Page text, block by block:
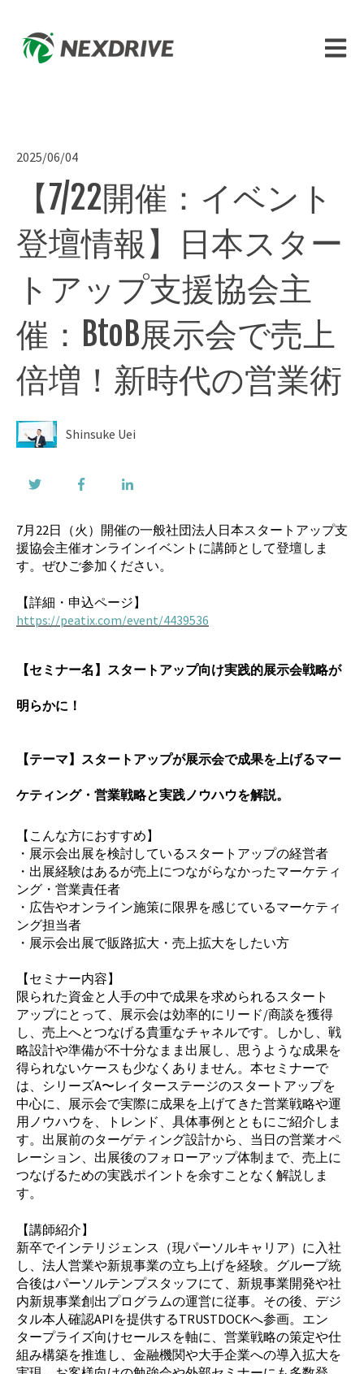
メイ
2025/06/04
【7/22開催：イベント
登壇情報】日本スター
トアップ支援協会主
催：BtoB展示会で売上
倍増！新時代の営業術
Shinsuke Uei
7月22日（火）開催の一般社団法人日本スタートアップ支
援協会主催オンラインイベントに講師として登壇しま
す。ぜひご参加ください。
【詳細・申込ページ】
https://peatix.com/event/4439536
【セミナー名】スタートアップ向け実践的展示会戦略が
明らかに！
【テーマ】スタートアップが展示会で成果を上げるマー
ケティング・営業戦略と実践ノウハウを解説。
【こんな方におすすめ】
・展示会出展を検討しているスタートアップの経営者
・出展経験はあるが売上につながらなかったマーケティ
ング・営業責任者
・広告やオンライン施策に限界を感じているマーケティ
ング担当者
・展示会出展で販路拡大・売上拡大をしたい方
【セミナー内容】
限られた資金と人手の中で成果を求められるスタート
アップにとって、展示会は効率的にリード/商談を獲得
し、売上へとつなげる貴重なチャネルです。しかし、戦
略設計や準備が不十分なまま出展し、思うような成果を
得られないケースも少なくありません。本セミナーで
は、シリーズA〜レイターステージのスタートアップを
中心に、展示会で実際に成果を上げてきた営業戦略や運
用ノウハウを、トレンド、具体事例とともにご紹介しま
す。出展前のターゲティング設計から、当日の営業オペ
レーション、出展後のフォローアップ体制まで、売上に
つなげるための実践ポイントを余すことなく解説しま
す。
【講師紹介】
新卒でインテリジェンス（現パーソルキャリア）に入社
し、法人営業や新規事業の立ち上げを経験。グループ統
合後はパーソルテンプスタッフにて、新規事業開発や社
内新規事業創出プログラムの運営に従事。その後、デジ
タル本人確認APIを提供するTRUSTDOCKへ参画。エン
タープライズ向けセールスを軸に、営業戦略の策定や仕
組み構築を推進し、金融機関や大手企業への導入拡大を